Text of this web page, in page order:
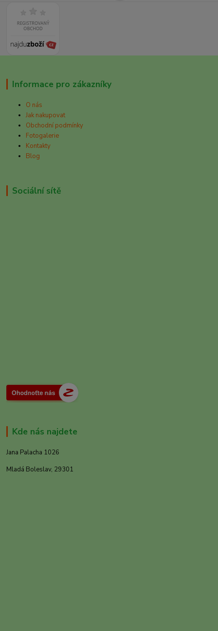
Informace pro zákazníky
O nás
Jak nakupovat
Obchodní podmínky
Fotogalerie
Kontakty
Blog
Sociální sítě
Kde nás najdete
Jana Palacha 1026
Mladá Boleslav, 29301